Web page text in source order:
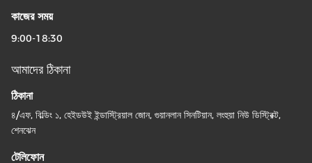
কাজের সময়
9:00-18:30
আমাদের ঠিকানা
ঠিকানা
৪/এফ, বিল্ডিং ১, হেইডউই ইন্ডাস্ট্রিয়াল জোন, গুয়ানলান সিনটিয়ান, লংহুয়া নিউ ডিস্ট্রিক্ট,
শেনঝেন
টেলিফোন